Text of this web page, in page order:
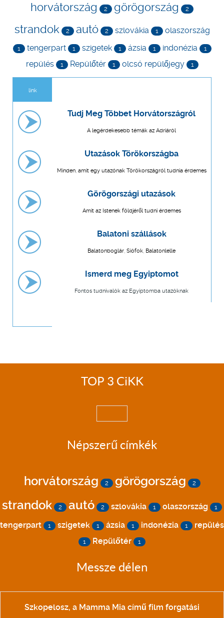
horvátország 2 görögország 2
strandok 2 autó 2 szlovákia 1 olaszország
1 tengerpart 1 szigetek 1 ázsia 1 indonézia 1
repülés 1 Repülőtér 1 olcsó repülőjegy 1
link
Tudj Meg Többet Horvátországról
A legérdekesebb témák az Adriáról
Utazások Törökországba
Minden, amit egy utazónak Törökországról tudnia érdemes
Görögországi utazások
Amit az Istenek földjéről tudni érdemes
Balatoni szállások
Balatonboglár, Siófok, Balatonlelle
Ismerd meg Egyiptomot
Fontos tudnivalók az Egyiptomba utazóknak
TOP 3 CiKK
Népszerű címkék
horvátország 2 görögország 2
strandok 2 autó 2 szlovákia 1 olaszország 1
tengerpart 1 szigetek 1 ázsia 1 indonézia 1 repülés
1 Repülőtér 1
Messze délen
Szkopelosz, a Mamma Mia című film forgatási